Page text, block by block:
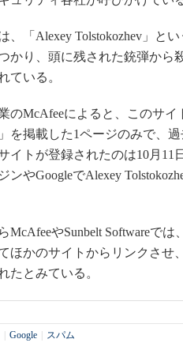
「Alexey Tolstokozhev」と
かり、頭に残された銃弾から
ている。
のMcAfeeによると、このサ
を掲載した1ページのみで、
イトが登録されたのは10月11
ンやGoogleでAlexey
やSunbelt Softwareで
ほかのサイトからリンクさせ
たとみている。
Google スパム